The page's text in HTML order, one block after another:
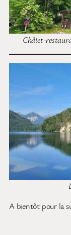
Châlet-
A bientôt pour la